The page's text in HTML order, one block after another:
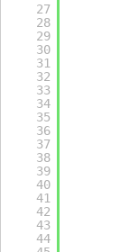
27
28
29
30
31
32
33
34
35
36
37
38
39
40
41
42
43
44